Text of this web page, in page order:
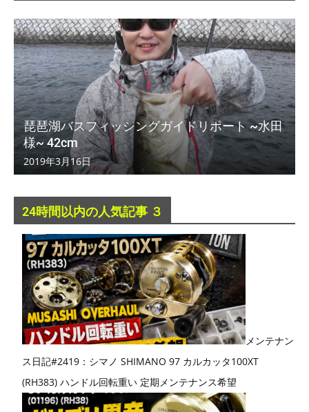
琵琶湖バスフィッシングガイドリポート ~水田
様~ 42cm
2019年3月16日
24時間以内の人気記事 ３
メンテナン
ス日記#2419：シマノ SHIMANO 97 カルカッタ100XT
(RH383) ハンドル回転重い 定期メンテナンス希望